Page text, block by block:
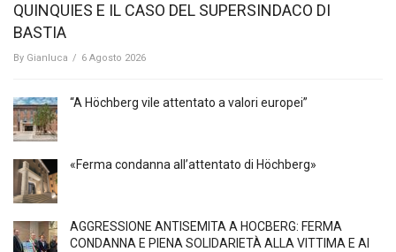
QUINQUIES E IL CASO DEL SUPERSINDACO DI
BASTIA
By Gianluca / 6 Agosto 2026
“A Höchberg vile attentato a valori europei”
«Ferma condanna all’attentato di Höchberg»
AGGRESSIONE ANTISEMITA A HÖCBERG: FERMA
CONDANNA E PIENA SOLIDARIETÀ ALLA VITTIMA E AI